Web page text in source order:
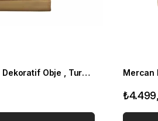
Mercan Heykel Dekoratif Obje , Turuncu